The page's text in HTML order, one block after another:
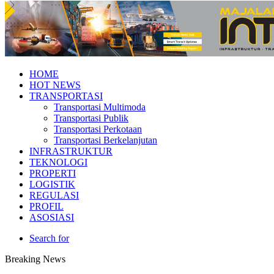
HOME
HOT NEWS
TRANSPORTASI
Transportasi Multimoda
Transportasi Publik
Transportasi Perkotaan
Transportasi Berkelanjutan
INFRASTRUKTUR
TEKNOLOGI
PROPERTI
LOGISTIK
REGULASI
PROFIL
ASOSIASI
Search for
Breaking News